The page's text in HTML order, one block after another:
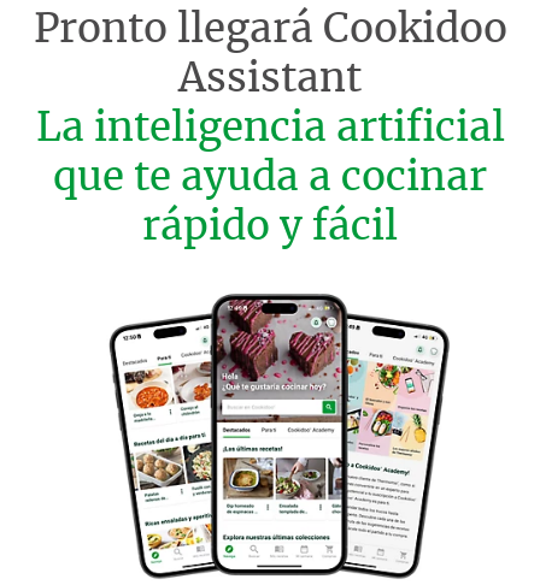
Pronto llegará Cookidoo
Assistant
La inteligencia artificial
que te ayuda a cocinar
rápido y fácil